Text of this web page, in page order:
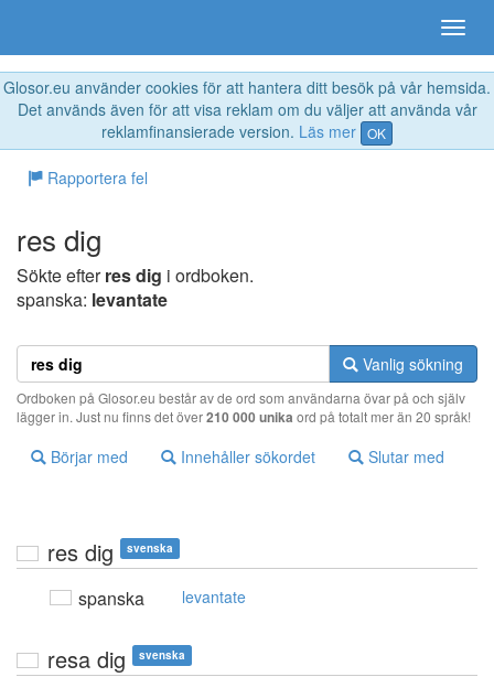
Glosor.eu använder cookies för att hantera ditt besök på vår hemsida.
Det används även för att visa reklam om du väljer att använda vår
reklamfinansierade version. Läs mer OK
Rapportera fel
res dig
Sökte efterres dig i ordboken.
spanska: levantate
Vanlig sökning
Ordboken på Glosor.eu består av de ord som användarna övar på och själv
lägger in. Just nu finns det över210 000 unika ord på totalt mer än 20 språk!
Börjar med Innehåller sökordet Slutar med
res dig svenska
spanska levantate
resa dig svenska